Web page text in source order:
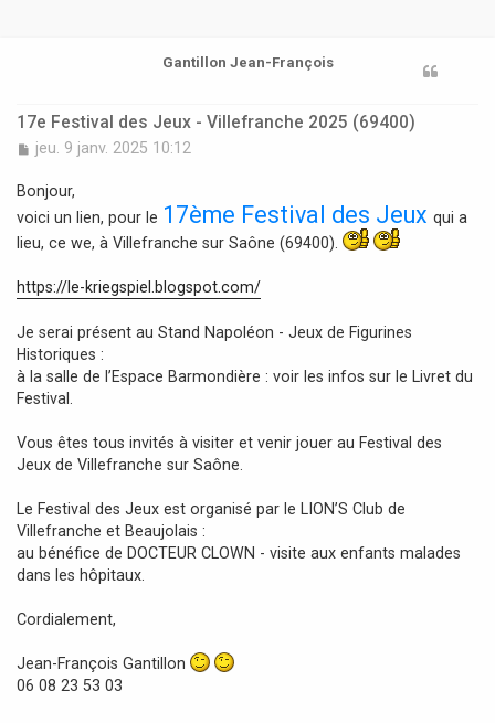
Gantillon Jean-François
17e Festival des Jeux - Villefranche 2025 (69400)
M
s
a
g
jeu. 9 janv. 2025 10:12
Bonjour,
voici un lien, pour le 17ème Festival des Jeux qui a
lieu, ce we, à Villefranche sur Saône (69400).
https://le-kriegspiel.blogspot.com/
Je serai présent au Stand Napoléon - Jeux de Figurines
Historiques :
à la salle de l’Espace Barmondière : voir les infos sur le Livret du
Festival.
Vous êtes tous invités à visiter et venir jouer au Festival des
Jeux de Villefranche sur Saône.
Le Festival des Jeux est organisé par le LION’S Club de
Villefranche et Beaujolais :
au bénéfice de DOCTEUR CLOWN - visite aux enfants malades
dans les hôpitaux.
Cordialement,
Jean-François Gantillon
06 08 23 53 03